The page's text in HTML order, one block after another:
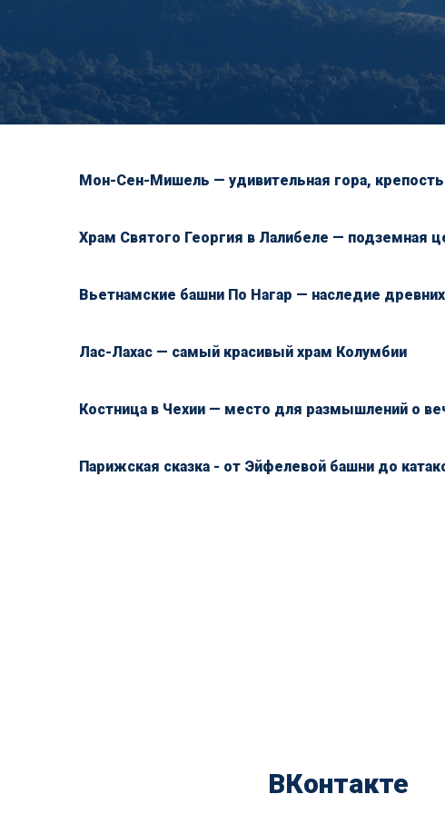
Мон-Сен-Мишель — удивительная гора, крепость
Храм Святого Георгия в Лалибеле — подземная
Вьетнамские башни По Нагар — наследие
Лас-Лахас — самый красивый храм Колумбии
Костница в Чехии — место для размышлений о
Парижская сказка - от Эйфелевой башни до
ВКонтакте